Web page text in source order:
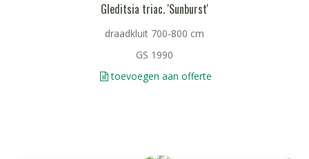
Gleditsia triac. 'Sunburst'
draadkluit 700-800 cm
GS 1990
toevoegen aan offerte